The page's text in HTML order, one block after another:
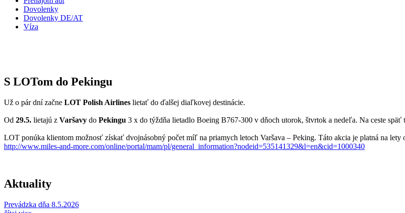
Dovolenky
Dovolenky DE/AT
Víza
S LOTom do Pekingu
Už o pár dní začne LOT Polish Airlines lietať do ďalšej diaľkovej destinácie.
Od 29.5. lietajú z Varšavy do Pekingu 3 x do týždňa lietadlo Boeing B767-300 v dňoch utorok, štvrtok a nedeľa. Na ceste späť
LOT ponúka klientom možnosť získať dvojnásobný počet míľ na priamych letoch Varšava – Peking. Táto akcia je platná na
http://www.miles-and-more.com/online/portal/mam/pl/general_information?nodeid=535141329&l=en&cid=1000340
Aktuality
Prevádzka dňa 8.5.2026